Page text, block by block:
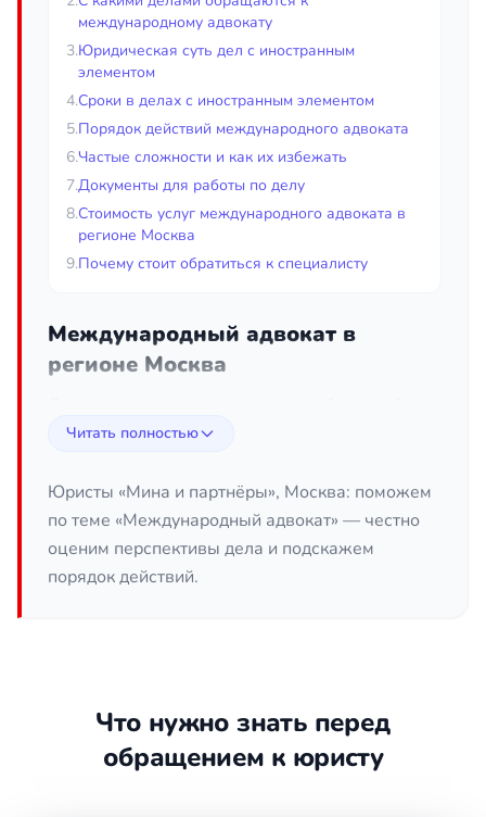
международному адвокату
3.Юридическая суть дел с иностранным
элементом
4.Сроки в делах с иностранным элементом
5.Порядок действий международного адвоката
6.Частые сложности и как их избежать
7.Документы для работы по делу
8.Стоимость услуг международного адвоката в
регионе Москва
9.Почему стоит обратиться к специалисту
Международный адвокат в
регионе Москва
подхода: здесь сталкиваются правовые системы
договоров и национальное законодательство.
Международный адвокат в регионе Москва
помогает выстроить защиту, когда спор выходит
за границы России: затрагивает имущество за
рубежом, иностранных контрагентов, запрос об
правовой помощи между ними.
С какими делами обращаются к
Читать полностью
Юристы «Мина и партнёры», Москва: поможем
по теме «Международный адвокат» — честно
оценим перспективы дела и подскажем
порядок действий.
Что нужно знать перед
обращением к юристу